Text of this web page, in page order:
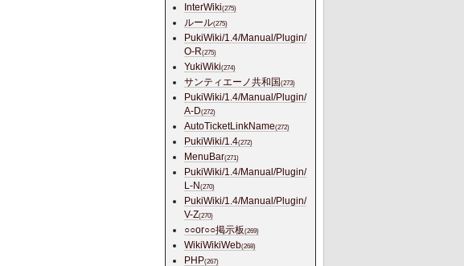
InterWiki(275)
ルール(275)
PukiWiki/1.4/Manual/Plugin/
O-R(275)
YukiWiki(274)
サンティエーノ共和国(273)
PukiWiki/1.4/Manual/Plugin/
A-D(272)
AutoTicketLinkName(272)
PukiWiki/1.4(272)
MenuBar(271)
PukiWiki/1.4/Manual/Plugin/
L-N(270)
PukiWiki/1.4/Manual/Plugin/
V-Z(270)
○○or○○掲示板(269)
WikiWikiWeb(268)
PHP(267)